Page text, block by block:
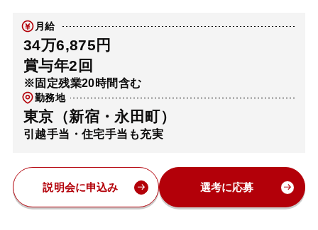
月給
34万6,875円
賞与年2回
※固定残業20時間含む
勤務地
東京（新宿・永田町）
引越手当・住宅手当も充実
説明会に申込み 選考に応募
解決実績
アクセス
弁護士・税理士